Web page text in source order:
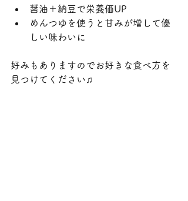
醤油＋納豆で栄養価UP
めんつゆを使うと甘みが増して優
しい味わいに
好みもありますのでお好きな食べ方を
見つけてください♫